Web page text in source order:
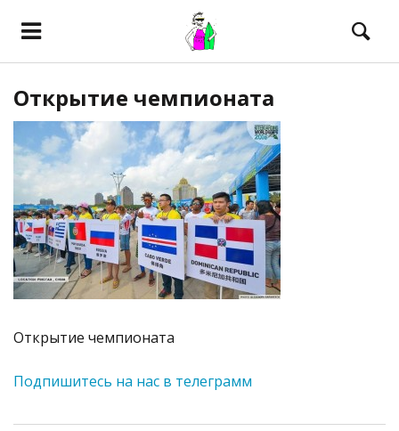
Открытие чемпионата
Открытие чемпионата
Подпишитесь на нас в телеграмм